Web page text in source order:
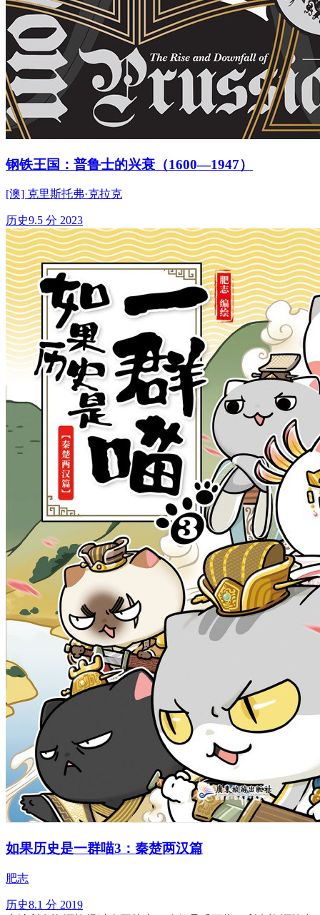
钢铁王国：普鲁士的兴衰（1600—1947）
[澳] 克里斯托弗·克拉克
历史9.5 分 2023
如果历史是一群喵3：秦楚两汉篇
肥志
历史8.1 分 2019